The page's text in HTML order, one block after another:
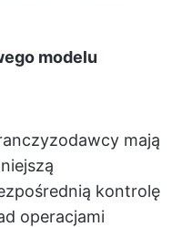
modelu
mają
kontrolę
operacjami